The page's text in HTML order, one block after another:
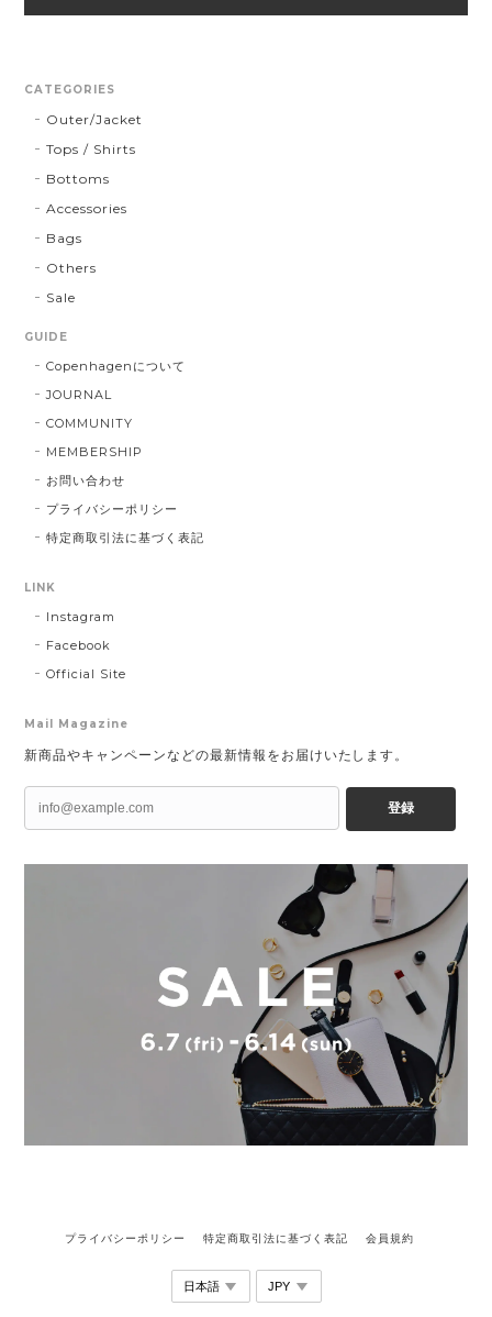
CATEGORIES
Outer/Jacket
Tops / Shirts
Bottoms
Accessories
Bags
Others
Sale
GUIDE
Copenhagenについて
JOURNAL
COMMUNITY
MEMBERSHIP
お問い合わせ
プライバシーポリシー
特定商取引法に基づく表記
LINK
Instagram
Facebook
Official Site
Mail Magazine
新商品やキャンペーンなどの最新情報をお届けいたします。
登録
プライバシーポリシー 特定商取引法に基づく表記 会員規約